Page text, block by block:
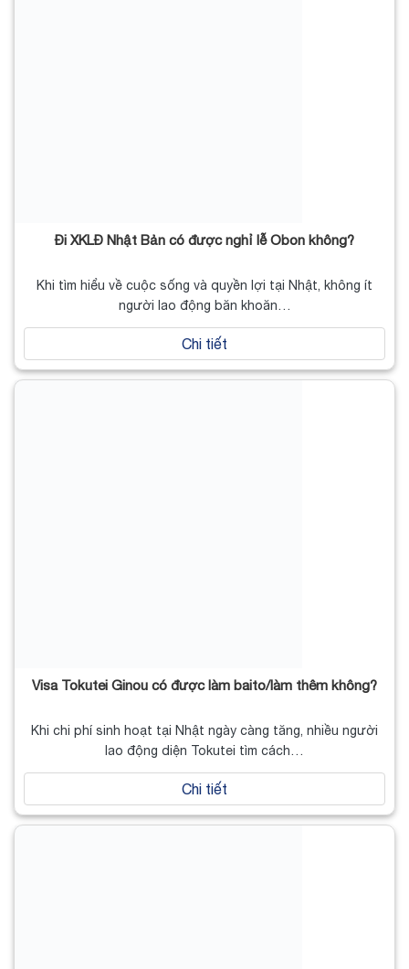
Đi XKLĐ Nhật Bản có được nghỉ lễ Obon không?
Khi tìm hiểu về cuộc sống và quyền lợi tại Nhật, không ít
người lao động băn khoăn…
Chi tiết
Visa Tokutei Ginou có được làm baito/làm thêm không?
Khi chi phí sinh hoạt tại Nhật ngày càng tăng, nhiều người
lao động diện Tokutei tìm cách…
Chi tiết